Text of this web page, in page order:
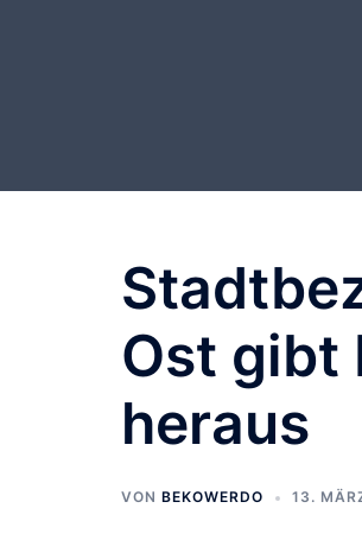
Ost gibt
heraus
VON BEKOWERDO 13.